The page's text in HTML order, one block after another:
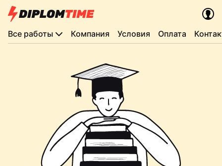
Все работы Компания Условия Оплата